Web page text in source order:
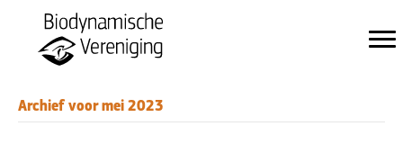
Archief voor mei 2023